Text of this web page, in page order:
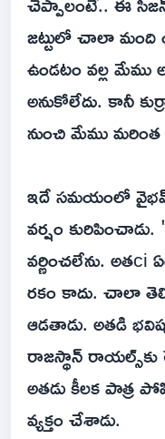
జట్టులో చాలా మంది
ఉండటం వల్ల మేము
అనుకోలేదు. కానీ
నుంచి మేము
ఇదే సమయంలో వైభవ్
వర్షం
వర్ణించలేను.
రకం కాదు. చాలా
ఆడతాడు. అతడి
రాజస్థాన్
అతడు కీలక పాత్ర
వ్యక్తం చేశాడు.